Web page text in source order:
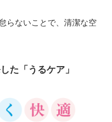
らないことで、清潔な空
た「うるケア」